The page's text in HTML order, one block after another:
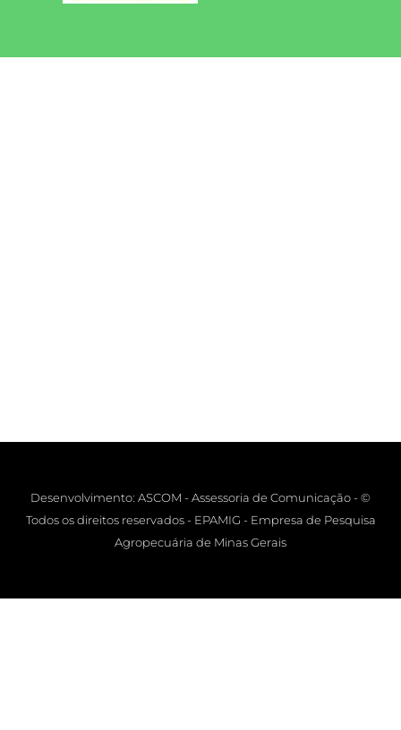
Desenvolvimento: ASCOM - Assessoria de Comunicação - ©
Todos os direitos reservados - EPAMIG - Empresa de Pesquisa
Agropecuária de Minas Gerais